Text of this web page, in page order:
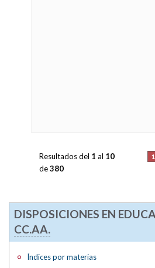
1
Resultados del 1 al 10
de380
DISPOSICIONES EN
CC.AA.
Índices por materias